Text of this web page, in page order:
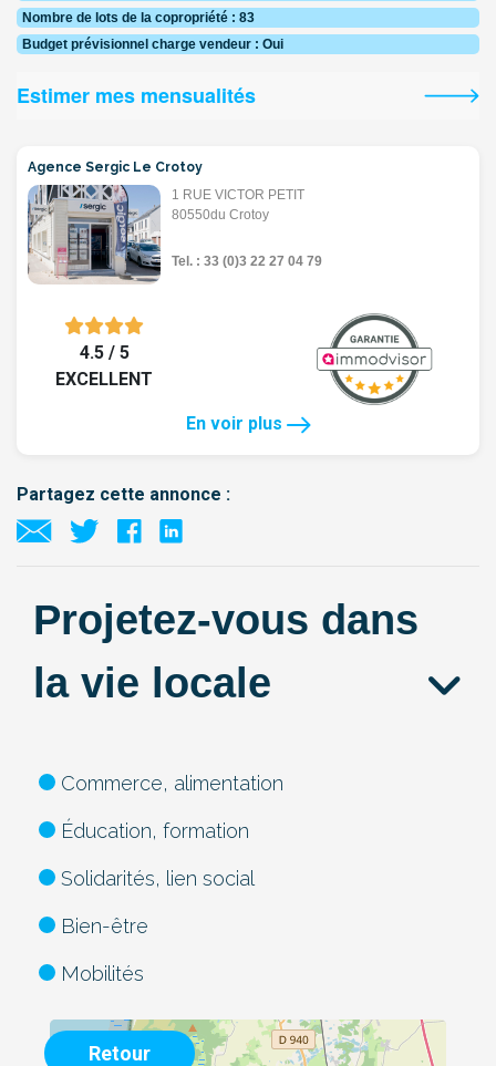
Nombre de lots de la copropriété : 83
Budget prévisionnel charge vendeur : Oui
Estimer mes mensualités
Agence Sergic Le Crotoy
1 RUE VICTOR PETIT
80550du Crotoy
Tel. : 33 (0)3 22 27 04 79
4.5 / 5
EXCELLENT
En voir plus
Partagez cette annonce :
Projetez-vous dans
la vie locale
Commerce, alimentation
Éducation, formation
Solidarités, lien social
Bien-être
Mobilités
Retour